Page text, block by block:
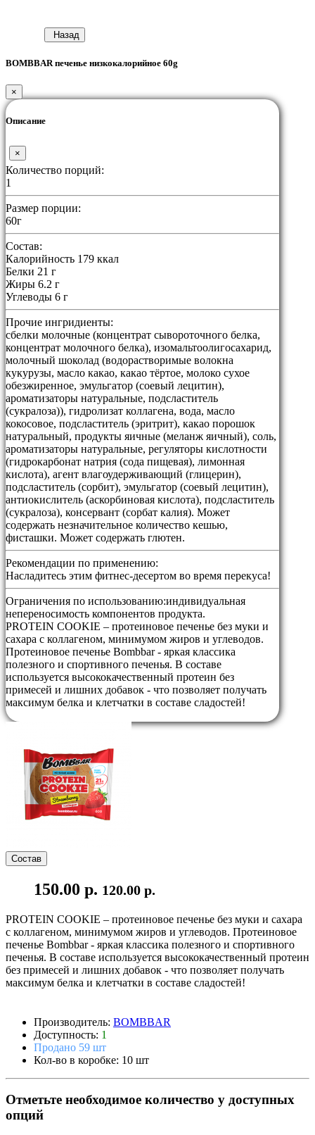
Назад
BOMBBAR печенье низкокалорийное 60g
×
Описание
×
Количество порций:
1
Размер порции:
60г
Состав:
Калорийность 179 ккал
Белки 21 г
Жиры 6.2 г
Углеводы 6 г
Прочие ингридиенты:
сбелки молочные (концентрат сывороточного белка,
концентрат молочного белка), изомальтоолигосахарид,
молочный шоколад (водорастворимые волокна
кукурузы, масло какао, какао тёртое, молоко сухое
обезжиренное, эмульгатор (соевый лецитин),
ароматизаторы натуральные, подсластитель
(сукралоза)), гидролизат коллагена, вода, масло
кокосовое, подсластитель (эритрит), какао порошок
натуральный, продукты яичные (меланж яичный), соль,
ароматизаторы натуральные, регуляторы кислотности
(гидрокарбонат натрия (сода пищевая), лимонная
кислота), агент влагоудерживающий (глицерин),
подсластитель (сорбит), эмульгатор (соевый лецитин),
антиокислитель (аскорбиновая кислота), подсластитель
(сукралоза), консервант (сорбат калия). Может
содержать незначительное количество кешью,
фисташки. Может содержать глютен.
Рекомендации по применению:
Насладитесь этим фитнес-десертом во время перекуса!
Ограничения по использованию:индивидуальная
непереносимость компонентов продукта.
PROTEIN COOKIE – протеиновое печенье без муки и
сахара с коллагеном, минимумом жиров и углеводов.
Протеиновое печенье Bombbar - яркая классика
полезного и спортивного печенья. В составе
используется высококачественный протеин без
примесей и лишних добавок - что позволяет получать
максимум белка и клетчатки в составе сладостей!
Состав
150.00 р. 120.00 р.
PROTEIN COOKIE – протеиновое печенье без муки и сахара
с коллагеном, минимумом жиров и углеводов. Протеиновое
печенье Bombbar - яркая классика полезного и спортивного
печенья. В составе используется высококачественный протеин
без примесей и лишних добавок - что позволяет получать
максимум белка и клетчатки в составе сладостей!
Производитель: BOMBBAR
Доступность: 1
Продано 59 шт
Кол-во в коробке: 10 шт
Отметьте необходимое количество у доступных
опций